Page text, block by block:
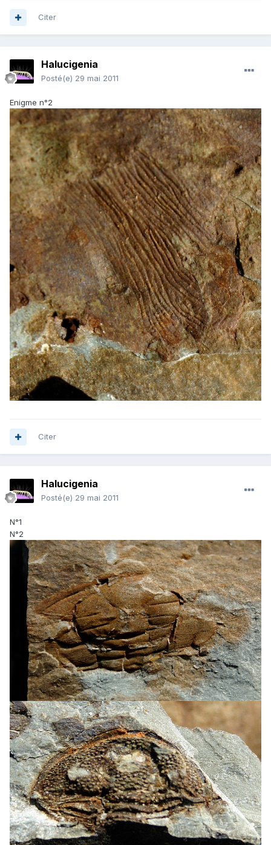
Citer
Halucigenia
Posté(e) 29 mai 2011
Enigme n°2
Citer
Halucigenia
Posté(e) 29 mai 2011
N°1
N°2